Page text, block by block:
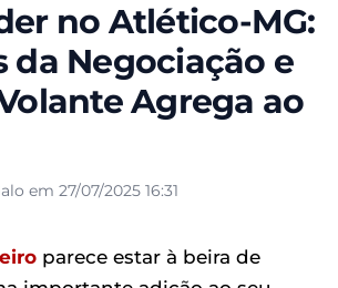
no Atlético-MG:
da Negociação e
Agrega ao
em 27/07/2025 16:31
parece estar à beira de